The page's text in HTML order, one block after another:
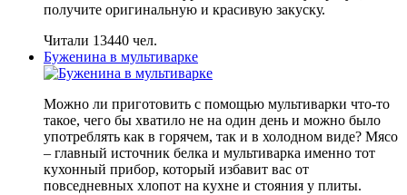
получите оригинальную и красивую закуску.
Читали 13440 чел.
Буженина в мультиварке
Можно ли приготовить с помощью мультиварки что-то
такое, чего бы хватило не на один день и можно было
употреблять как в горячем, так и в холодном виде? Мясо
– главный источник белка и мультиварка именно тот
кухонный прибор, который избавит вас от
повседневных хлопот на кухне и стояния у плиты.